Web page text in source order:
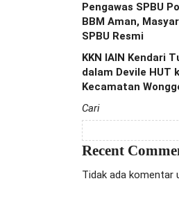
Pengawas SPBU
BBM Aman,
SPBU Resmi
KKN IAIN Kendari
dalam Devile HUT
Kecamatan
Cari
Recent
Tidak ada komentar